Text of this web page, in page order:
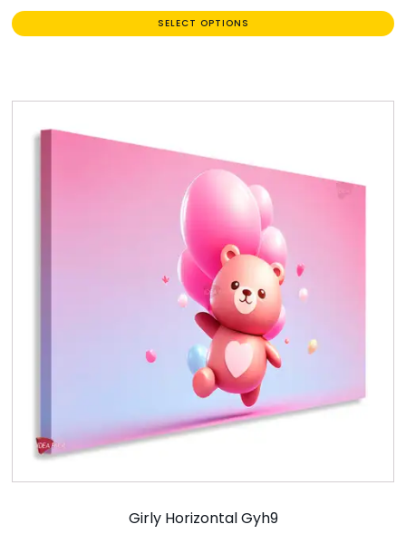
SELECT OPTIONS
Girly Horizontal Gyh9